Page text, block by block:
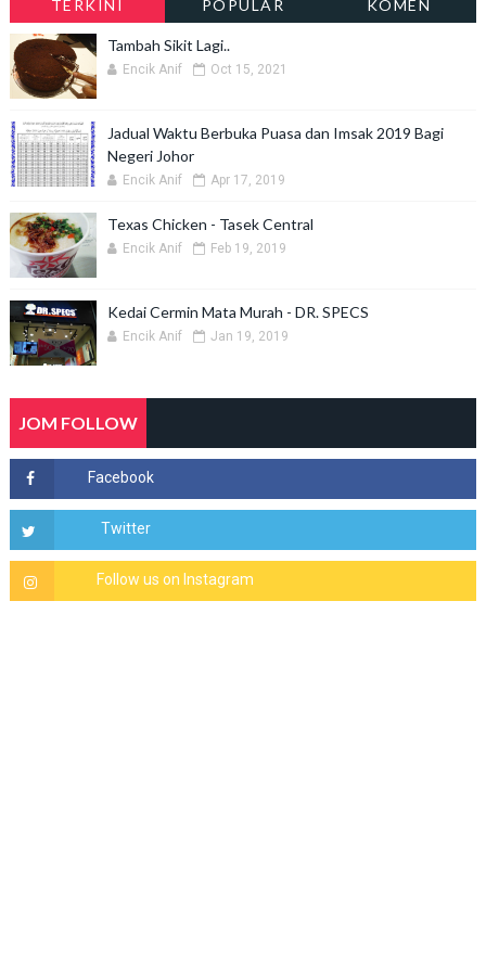
TERKINI POPULAR KOMEN
Tambah Sikit Lagi..
Encik Anif Oct 15, 2021
Jadual Waktu Berbuka Puasa dan Imsak 2019 Bagi
Negeri Johor
Encik Anif Apr 17, 2019
Texas Chicken - Tasek Central
Encik Anif Feb 19, 2019
Kedai Cermin Mata Murah - DR. SPECS
Encik Anif Jan 19, 2019
JOM FOLLOW